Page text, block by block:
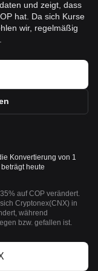
und zeigt, dass
hat. Da sich Kurse
wir, regelmäßig
Konvertierung von 1
heute
auf COP verändert.
Cryptonex(CNX) in
während
bzw. gefallen ist.